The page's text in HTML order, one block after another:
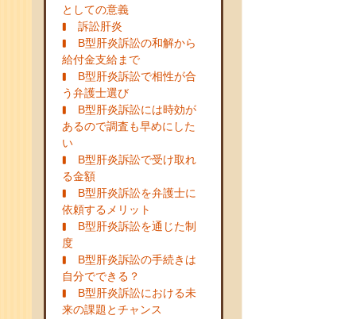
としての意義
訴訟肝炎
B型肝炎訴訟の和解から
給付金支給まで
B型肝炎訴訟で相性が合
う弁護士選び
B型肝炎訴訟には時効が
あるので調査も早めにした
い
B型肝炎訴訟で受け取れ
る金額
B型肝炎訴訟を弁護士に
依頼するメリット
B型肝炎訴訟を通じた制
度
B型肝炎訴訟の手続きは
自分でできる？
B型肝炎訴訟における未
来の課題とチャンス